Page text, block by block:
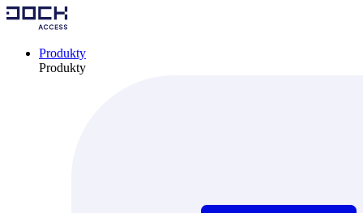
Produkty
Produkty